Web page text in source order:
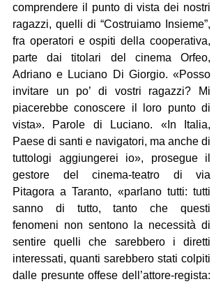
comprendere il punto di vista dei nostri
ragazzi, quelli di “Costruiamo Insieme”,
fra operatori e ospiti della cooperativa,
parte dai titolari del cinema Orfeo,
Adriano e Luciano Di Giorgio. «Posso
invitare un po’ di vostri ragazzi? Mi
piacerebbe conoscere il loro punto di
vista». Parole di Luciano. «In Italia,
Paese di santi e navigatori, ma anche di
tuttologi aggiungerei io», prosegue il
gestore del cinema-teatro di via
Pitagora a Taranto, «parlano tutti: tutti
sanno di tutto, tanto che questi
fenomeni non sentono la necessità di
sentire quelli che sarebbero i diretti
interessati, quanti sarebbero stati colpiti
dalle presunte offese dell’attore-regista: